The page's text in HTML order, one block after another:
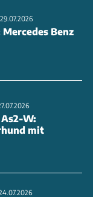
mit LED-
Räder mit
und
machen den
bei
Mercedes Benz
W:
mit